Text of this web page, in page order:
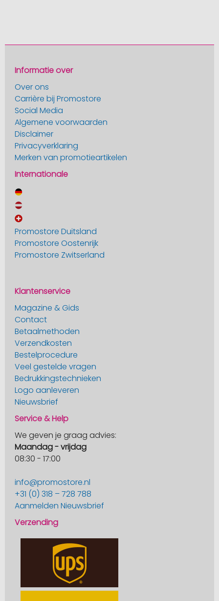
Informatie over
Over ons
Carrière bij Promostore
Social Media
Algemene voorwaarden
Disclaimer
Privacyverklaring
Merken van promotieartikelen
Internationale
Promostore Duitsland
Promostore Oostenrijk
Promostore Zwitserland
Klantenservice
Magazine & Gids
Contact
Betaalmethoden
Verzendkosten
Bestelprocedure
Veel gestelde vragen
Bedrukkingstechnieken
Logo aanleveren
Nieuwsbrief
Service & Help
We geven je graag advies:
Maandag - vrijdag
08:30 - 17:00
info@promostore.nl
+31 (0) 318 – 728 788
Aanmelden Nieuwsbrief
Verzending